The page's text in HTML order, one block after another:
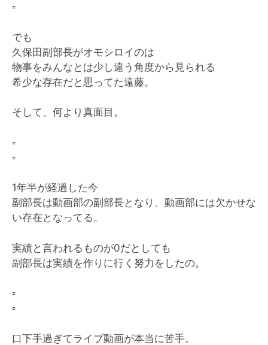
▫️
でも
久保田副部長がオモシロイのは
物事をみんなとは少し違う角度から見られる
希少な存在だと思ってた遠藤。
そして、何より真面目。
▫️
▫️
1年半が経過した今
副部長は動画部の副部長となり、動画部には欠かせな
い存在となってる。
実績と言われるものが0だとしても
副部長は実績を作りに行く努力をしたの。
▫️
▫️
口下手過ぎてライブ動画が本当に苦手。